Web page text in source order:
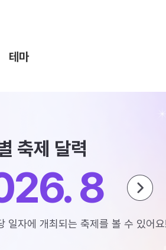
테마
축제 달력
8
일자에 개최되는 축제를 볼 수 있어